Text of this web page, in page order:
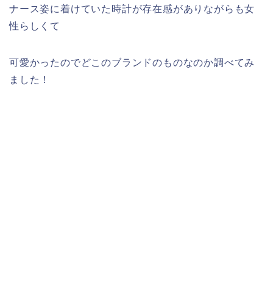
ナース姿に着けていた時計が存在感がありながらも女
性らしくて
可愛かったのでどこのブランドのものなのか調べてみ
ました！